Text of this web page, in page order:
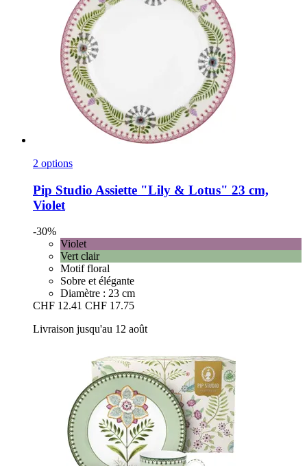
2 options
Pip Studio Assiette "Lily & Lotus" 23 cm,
Violet
-30%
Violet
Vert clair
Motif floral
Sobre et élégante
Diamètre : 23 cm
CHF 12.41 CHF 17.75
Livraison jusqu'au 12 août